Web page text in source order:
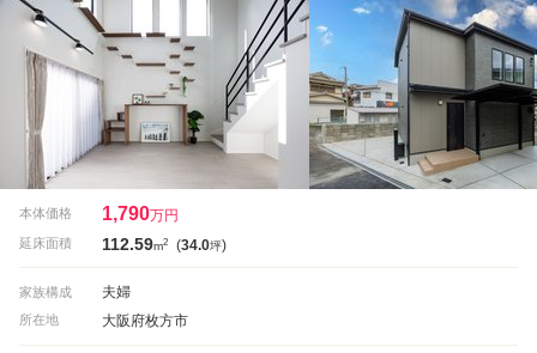
本体価格 1,790万円
延床面積 112.59m2 (34.0坪)
家族構成 夫婦
所在地 大阪府枚方市